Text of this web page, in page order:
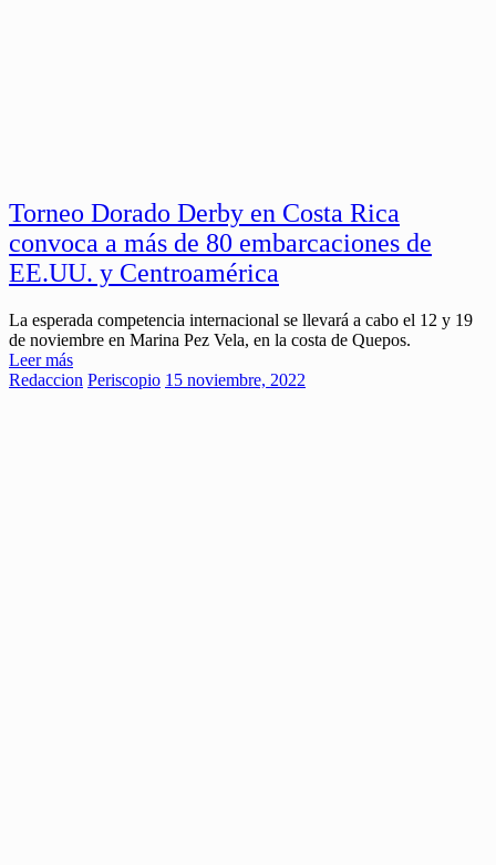
Torneo Dorado Derby en Costa Rica
convoca a más de 80 embarcaciones de
EE.UU. y Centroamérica
La esperada competencia internacional se llevará a cabo el 12 y 19
de noviembre en Marina Pez Vela, en la costa de Quepos.
Leer más
Redaccion Periscopio 15 noviembre, 2022